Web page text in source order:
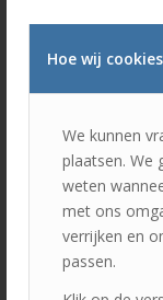
Hoe wij
We kunnen
plaatsen. We
weten
met ons
verrijken en
passen.
6 MEI
/